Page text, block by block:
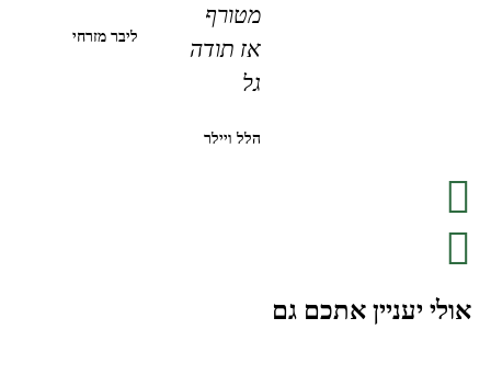
מטורף
אז תודה
גל
הלל ויילר
ליבר מזרחי
אולי יעניין אתכם גם